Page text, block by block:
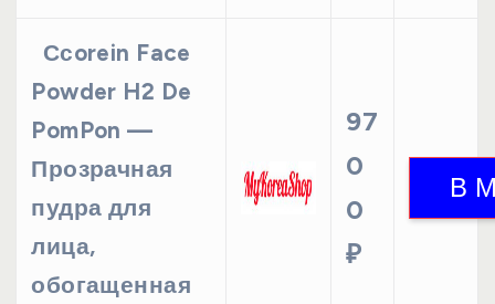
Ссorein Face
Powder H2 De
PomPon —
Прозрачная
пудра для
лица,
обогащенная
97
0
0
₽